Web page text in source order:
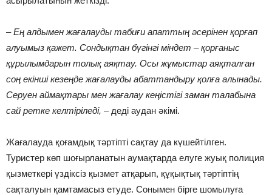
– Ең алдымен жағалауды табиғи апаттың әсерінен қорғап
алуымыз қажет. Сондықтан бүгінгі міндет – қорғаныс
құрылымдарын толық аяқтау. Осы жұмыстар аяқталған
соң екінші кезеңде жағалауды абаттандыру қолға алынады.
Серуен аймақтары мен жағалау кеңістігі заман талабына
сай ретке келтіріледі, – деді аудан әкімі.
Жағалауда қоғамдық тәртіпті сақтау да күшейтілген.
Туристер көп шоғырланатын аумақтарда елуге жуық полиция
қызметкері үздіксіз қызмет атқарып, құқықтық тәртіптің
сақталуын қамтамасыз етуде. Сонымен бірге шомылуға